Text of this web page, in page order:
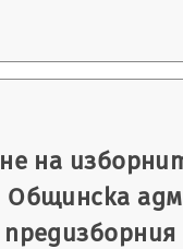
на